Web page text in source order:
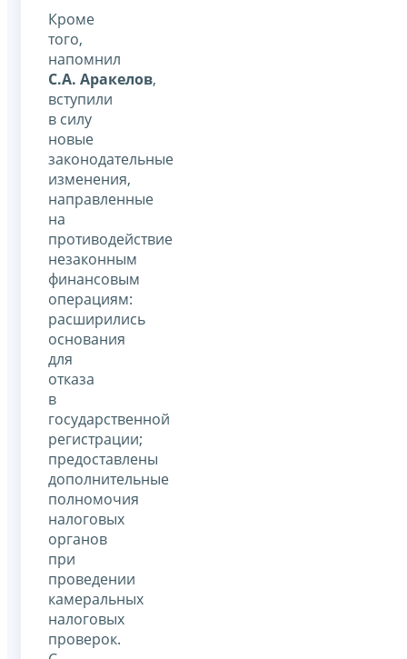
Кроме
того,
напомнил
С.А. Аракелов,
вступили
в силу
новые
законодательные
изменения,
направленные
на
противодействие
незаконным
финансовым
операциям:
расширились
основания
для
отказа
в
государственной
регистрации;
предоставлены
дополнительные
полномочия
налоговых
органов
при
проведении
камеральных
налоговых
проверок.